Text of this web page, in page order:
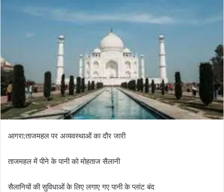
आगरा:ताजमहल पर अव्यवस्थाओं का दौर जारी
ताजमहल में पीने के पानी को मोहताज सैलानी
सैलानियों की सुविधाओं के लिए लगाए गए पानी के प्लांट बंद